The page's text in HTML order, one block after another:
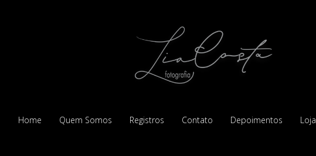
Home Quem Somos Registros Contato Depoimentos Loja